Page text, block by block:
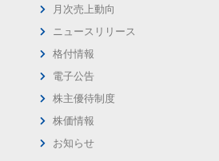
月次売上動向
ニュースリリース
格付情報
電子公告
株主優待制度
株価情報
お知らせ